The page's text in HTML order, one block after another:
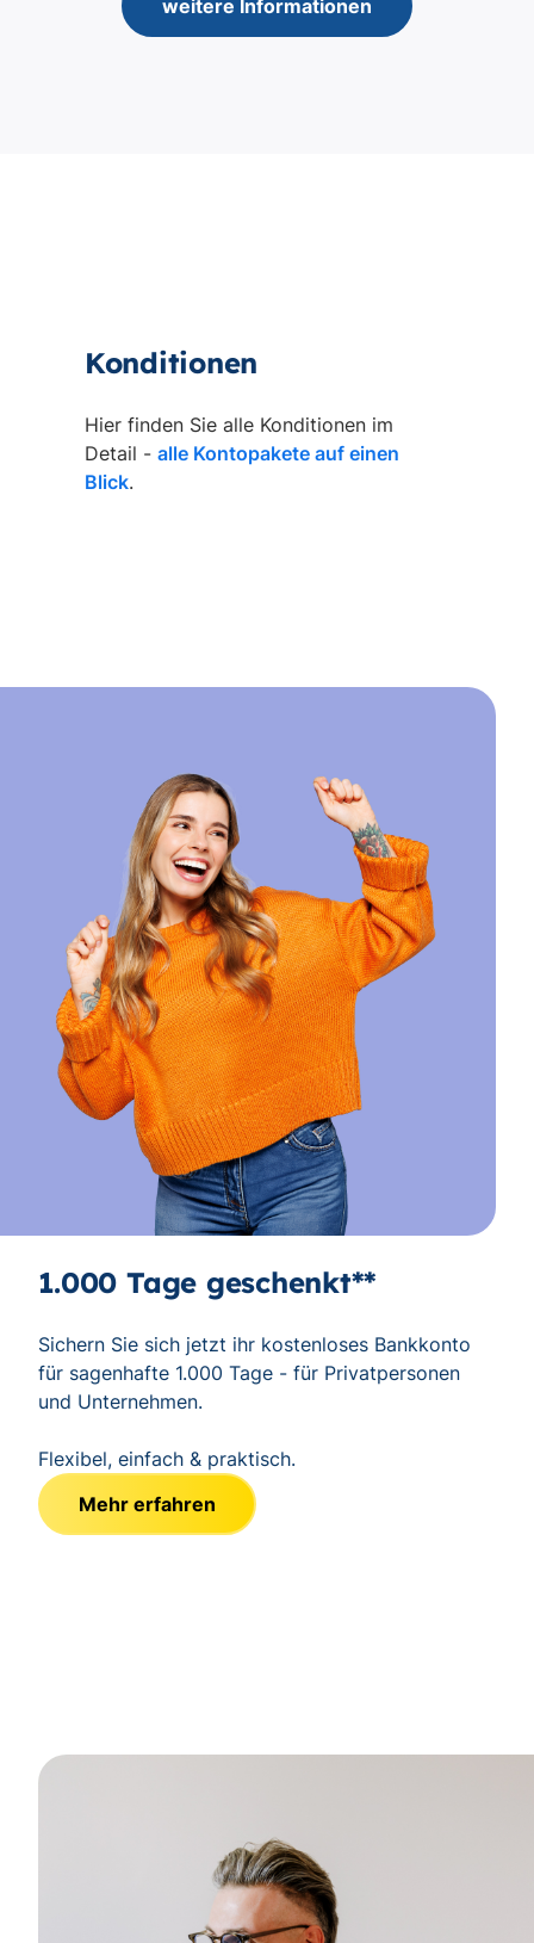
weitere Informationen
Konditionen
Hier finden Sie alle Konditionen im
Detail - alle Kontopakete auf einen
Blick.
1.000 Tage geschenkt**
Sichern Sie sich jetzt ihr kostenloses Bankkonto
für sagenhafte 1.000 Tage - für Privatpersonen
und Unternehmen.
Flexibel, einfach & praktisch.
Mehr erfahren